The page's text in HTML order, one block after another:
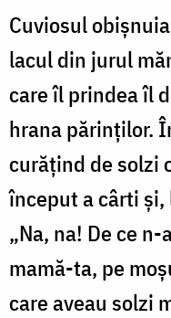
Cuviosul
lacul din jurul
care îl prindea îl
hrana părinților.
curățind de solzi
început a cârti
„Na, na! De ce
mamă-ta, pe
care aveau solzi